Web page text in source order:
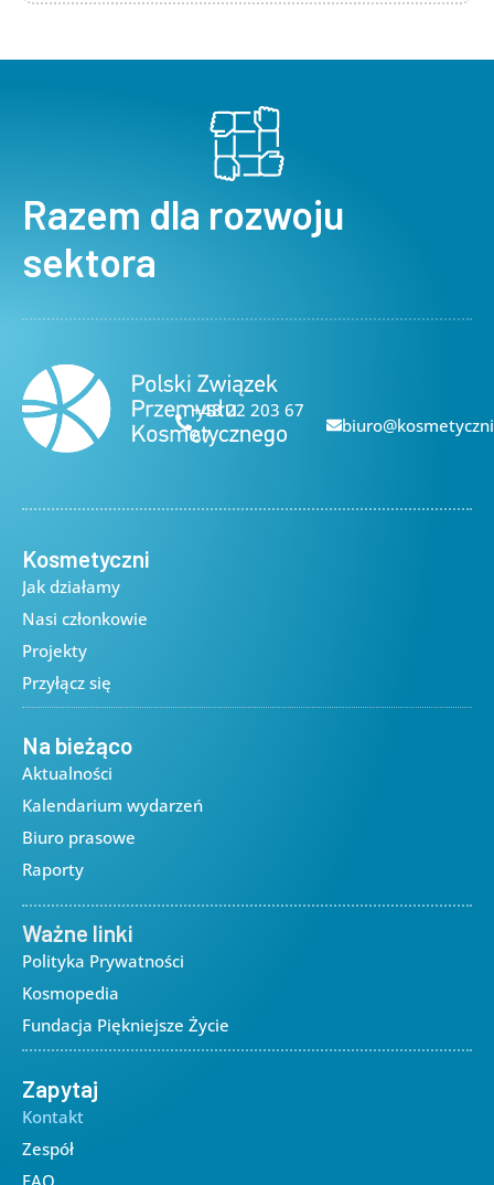
Razem dla rozwoju
sektora
+48 22 203 67
67
Kosmetyczni
Jak działamy
Nasi członkowie
Projekty
Przyłącz się
Na bieżąco
Aktualności
Kalendarium wydarzeń
Biuro prasowe
Raporty
Ważne linki
Polityka Prywatności
Kosmopedia
Fundacja Piękniejsze Życie
Zapytaj
Kontakt
Zespół